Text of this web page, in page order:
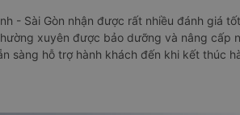
- Sài Gòn nhận được rất nhiều đánh giá
xuyên được bảo dưỡng và nâng cấp
sàng hỗ trợ hành khách đến khi kết thúc